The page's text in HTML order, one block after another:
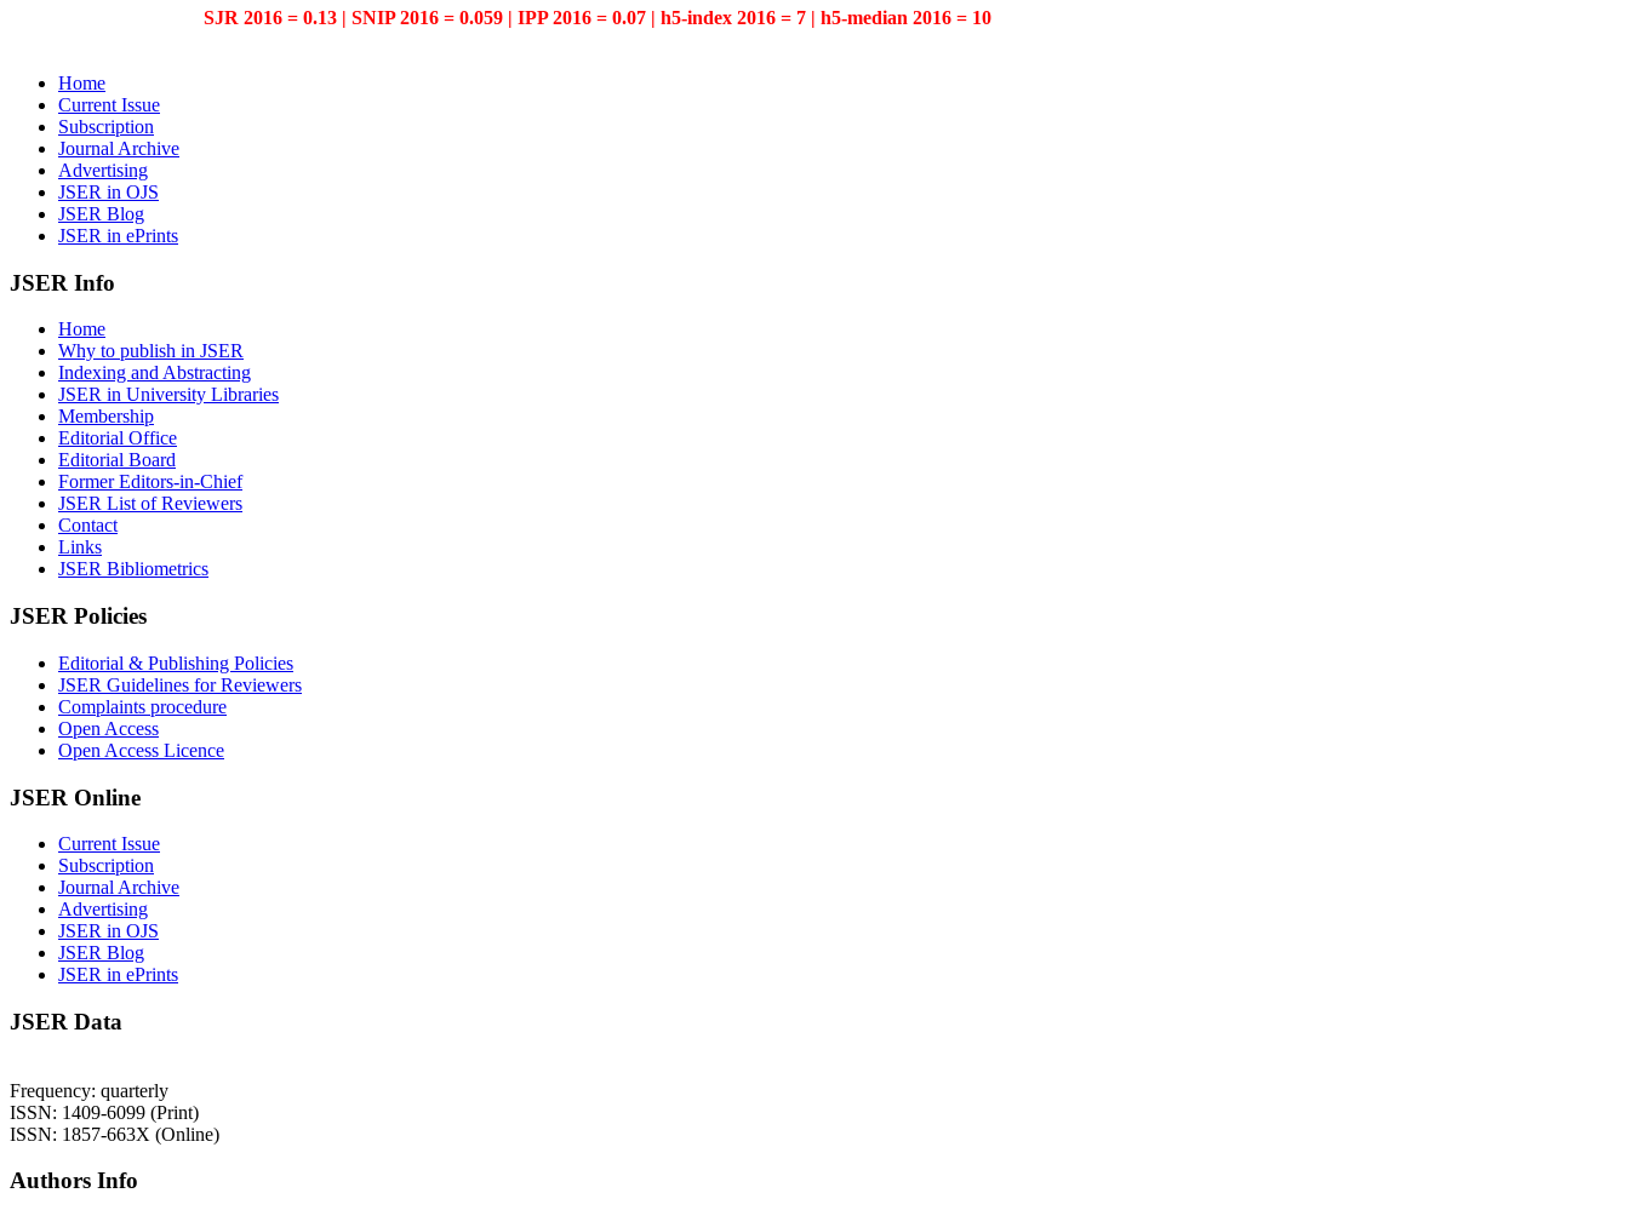
SJR 2016 = 0.13 | SNIP 2016 = 0.059 | IPP 2016 = 0.07 | h5-index 2016 = 7 | h5-median 2016 = 10
Home
Current Issue
Subscription
Journal Archive
Advertising
JSER in OJS
JSER Blog
JSER in ePrints
JSER Info
Home
Why to publish in JSER
Indexing and Abstracting
JSER in University Libraries
Membership
Editorial Office
Editorial Board
Former Editors-in-Chief
JSER List of Reviewers
Contact
Links
JSER Bibliometrics
JSER Policies
Editorial & Publishing Policies
JSER Guidelines for Reviewers
Complaints procedure
Open Access
Open Access Licence
JSER Online
Current Issue
Subscription
Journal Archive
Advertising
JSER in OJS
JSER Blog
JSER in ePrints
JSER Data
Frequency: quarterly
ISSN: 1409-6099 (Print)
ISSN: 1857-663X (Online)
Authors Info